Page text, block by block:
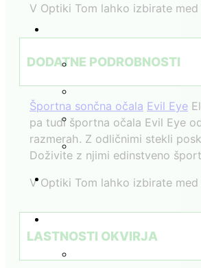
V Optiki Tom lahko izbirate
DODATNE PODROBNOSTI
Športna sončna očala Evil Eye
pa tudi športna očala Evil Eye
razmerah. Z odličnimi stekli
Doživite z njimi edinstveno
V Optiki Tom lahko izbirate
LASTNOSTI OKVIRJA